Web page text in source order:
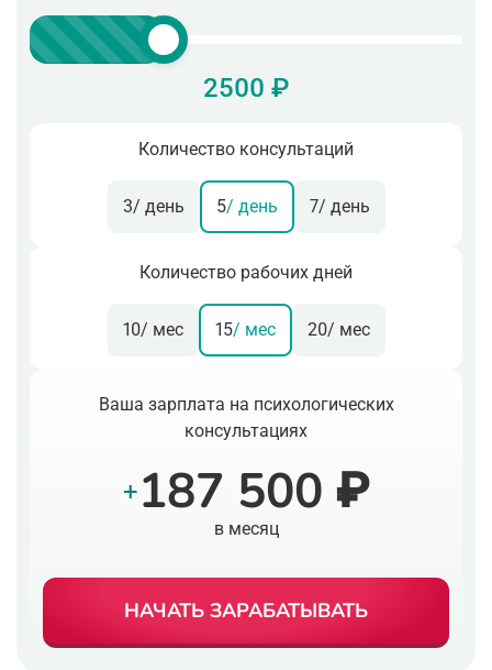
2500 ₽
Количество консультаций
3/ день 5/ день 7/ день
Количество рабочих дней
10/ мес 15/ мес 20/ мес
Ваша зарплата на психологических
консультациях
+187 500 ₽
в месяц
НАЧАТЬ ЗАРАБАТЫВАТЬ